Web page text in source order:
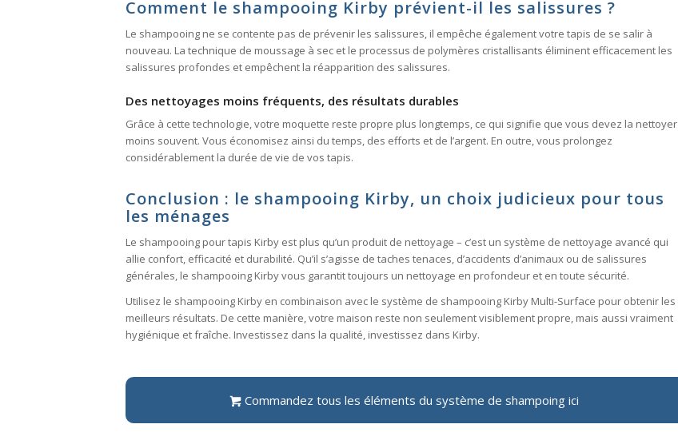
Comment le shampooing Kirby prévient-il les salissures ?
Le shampooing ne se contente pas de prévenir les salissures, il empêche également votre tapis de se salir à
nouveau. La technique de moussage à sec et le processus de polymères cristallisants éliminent efficacement les
salissures profondes et empêchent la réapparition des salissures.
Des nettoyages moins fréquents, des résultats durables
Grâce à cette technologie, votre moquette reste propre plus longtemps, ce qui signifie que vous devez la nettoyer
moins souvent. Vous économisez ainsi du temps, des efforts et de l’argent. En outre, vous prolongez
considérablement la durée de vie de vos tapis.
Conclusion : le shampooing Kirby, un choix judicieux pour tous
les ménages
Le shampooing pour tapis Kirby est plus qu’un produit de nettoyage – c’est un système de nettoyage avancé qui
allie confort, efficacité et durabilité. Qu’il s’agisse de taches tenaces, d’accidents d’animaux ou de salissures
générales, le shampooing Kirby vous garantit toujours un nettoyage en profondeur et en toute sécurité.
Utilisez le shampooing Kirby en combinaison avec le système de shampooing Kirby Multi-Surface pour obtenir les
meilleurs résultats. De cette manière, votre maison reste non seulement visiblement propre, mais aussi vraiment
hygiénique et fraîche. Investissez dans la qualité, investissez dans Kirby.
Commandez tous les éléments du système de shampoing ici